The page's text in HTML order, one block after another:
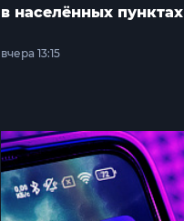
в населённых пунктах
вчера 13:15